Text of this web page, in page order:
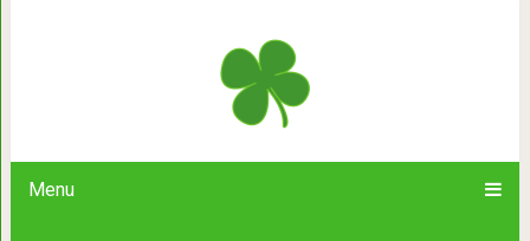
Menu
100 правил для женщин, которые